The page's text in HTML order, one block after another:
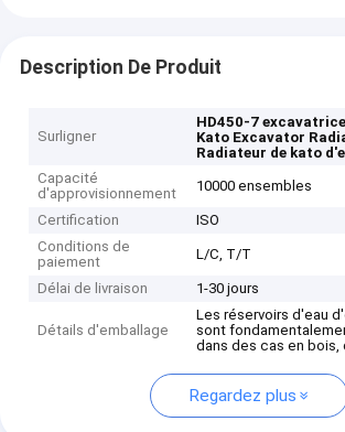
Description De Produit
Surligner
HD450-7
Kato Excavator
Radiateur de kato
Capacité
d'approvisionnement
10000 ensembles
Certification
ISO
Conditions de
paiement
L/C, T/T
Délai de livraison 1-30 jours
Détails d'emballage
Les réservoirs d'eau
sont
dans des cas en bois,
Regardez plus